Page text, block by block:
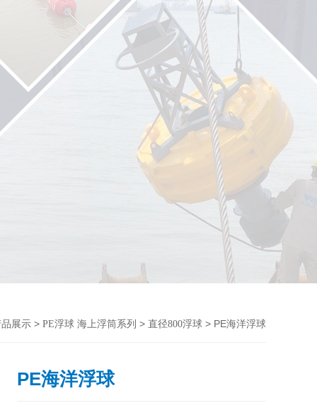
展示 > PE浮球 海上浮筒系列 > 直径800浮球 > PE海洋浮球
PE海洋浮球